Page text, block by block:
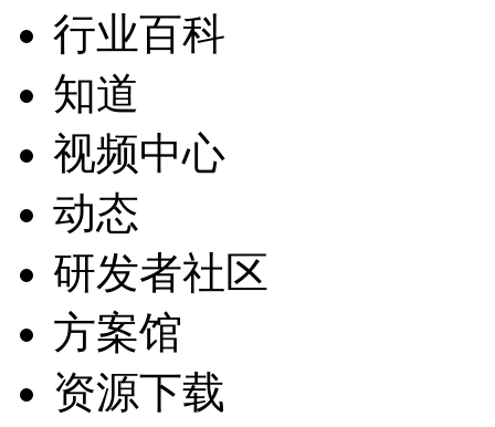
行业百科
知道
视频中心
动态
研发者社区
方案馆
资源下载